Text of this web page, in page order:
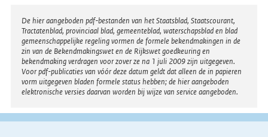
Disclaimer
De hier aangeboden pdf-bestanden van het Staatsblad, Staatscourant,
Tractatenblad, provinciaal blad, gemeenteblad, waterschapsblad en blad
gemeenschappelijke regeling vormen de formele bekendmakingen in de
zin van de Bekendmakingswet en de Rijkswet goedkeuring en
bekendmaking verdragen voor zover ze na 1 juli 2009 zijn uitgegeven.
Voor pdf-publicaties van vóór deze datum geldt dat alleen de in papieren
vorm uitgegeven bladen formele status hebben; de hier aangeboden
elektronische versies daarvan worden bij wijze van service aangeboden.